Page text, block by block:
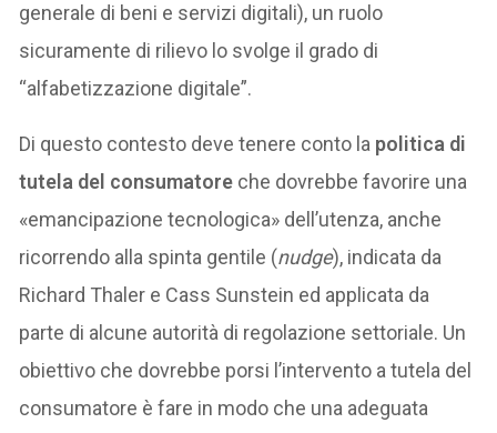
generale di beni e servizi digitali), un ruolo
sicuramente di rilievo lo svolge il grado di
“alfabetizzazione digitale”.
Di questo contesto deve tenere conto la politica di
tutela del consumatore che dovrebbe favorire una
«emancipazione tecnologica» dell’utenza, anche
ricorrendo alla spinta gentile (nudge), indicata da
Richard Thaler e Cass Sunstein ed applicata da
parte di alcune autorità di regolazione settoriale. Un
obiettivo che dovrebbe porsi l’intervento a tutela del
consumatore è fare in modo che una adeguata